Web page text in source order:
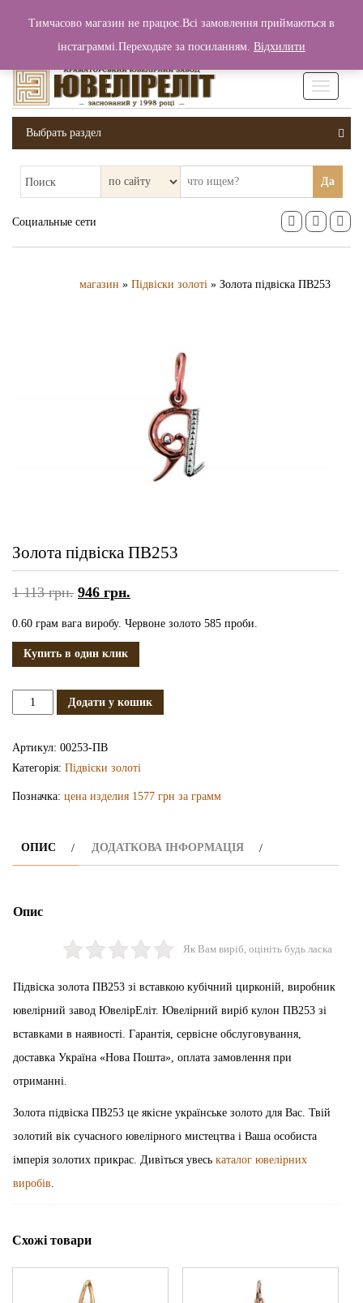
Вход / Регистрация 0 грн.
Выбрать раздел
Поиск Да
Социальные сети
магазин » Підвіски золоті » Золота підвіска ПВ253
Золота підвіска ПВ253
1 113грн. 946 грн.
0.60 грам вага виробу. Червоне золото 585 проби.
Купить в один клик
Золота
Додати у кошик
Артикул: 00253-ПВ
Категорія: Підвіски золоті
Позначка: цена изделия 1577 грн за грамм
ОПИС ДОДАТКОВА ІНФОРМАЦІЯ
Опис
Як Вам виріб, оцініть будь ласка
Підвіска золота ПВ253 зі вставкою кубічний цирконій, виробник
ювелірний завод ЮвелірЕліт. Ювелірний виріб кулон ПВ253 зі
вставками в наявності. Гарантія, сервісне обслуговування,
доставка Україна «Нова Пошта», оплата замовлення при
отриманні.
Золота підвіска ПВ253 це якісне українське золото для Вас. Твій
золотий вік сучасного ювелірного мистецтва і Ваша особиста
імперія золотих прикрас. Дивіться увесь каталог ювелірних
виробів
Схожі товари
Тимчасово магазин не працює.Всі замовлення приймаються в
інстаграммі.Переходьте за посиланням. Відхилити